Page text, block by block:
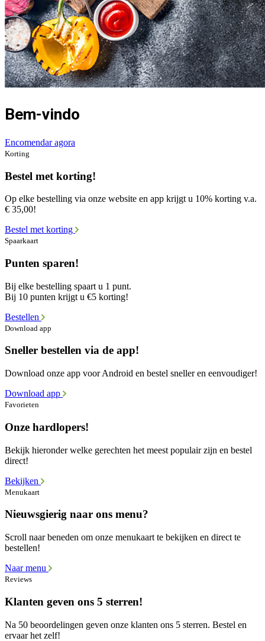
Bem-vindo
Encomendar agora
Korting
Bestel met korting!
Op elke bestelling via onze website en app krijgt u 10% korting v.a.
€ 35,00!
Bestel met korting
Spaarkaart
Punten sparen!
Bij elke bestelling spaart u 1 punt.
Bij 10 punten krijgt u €5 korting!
Bestellen
Download app
Sneller bestellen via de app!
Download onze app voor Android en bestel sneller en eenvoudiger!
Download app
Favorieten
Onze hardlopers!
Bekijk hieronder welke gerechten het meest populair zijn en bestel
direct!
Bekijken
Menukaart
Nieuwsgierig naar ons menu?
Scroll naar beneden om onze menukaart te bekijken en direct te
bestellen!
Naar menu
Reviews
Klanten geven ons 5 sterren!
Na 50 beoordelingen geven onze klanten ons 5 sterren. Bestel en
ervaar het zelf!